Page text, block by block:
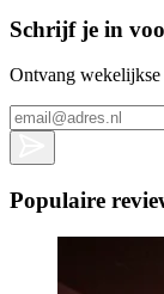
Schrijf je in
Ontvang wekelijkse
Populaire